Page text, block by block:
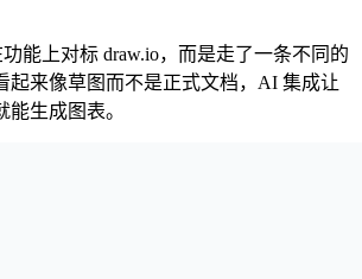
能上对标 draw.io，而是走了一条不同的
起来像草图而不是正式文档，AI 集成让
生成图表。